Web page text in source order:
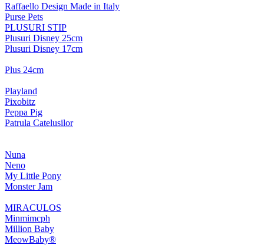
Raffaello Design Made in Italy
Purse Pets
PLUSURI STIP
Plusuri Disney 25cm
Plusuri Disney 17cm
Plus 24cm
Playland
Pixobitz
Peppa Pig
Patrula Catelusilor
Nuna
Neno
My Little Pony
Monster Jam
MIRACULOS
Minmimcph
Million Baby
MeowBaby®